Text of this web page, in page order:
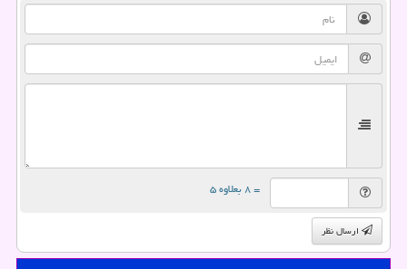
= ۸ بعلاوه ۵
ارسال نظر